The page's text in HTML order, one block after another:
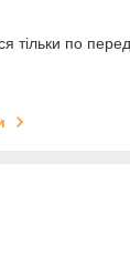
тільки по